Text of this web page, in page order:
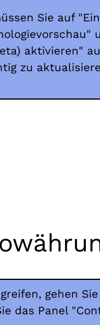
Sie auf
aktivieren"
zu
gehen
das Panel